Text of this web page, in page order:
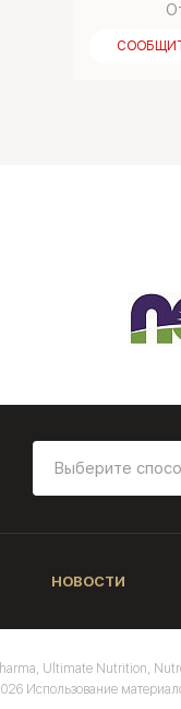
НОВОСТИ
Ultimate Nutrition,
Использование